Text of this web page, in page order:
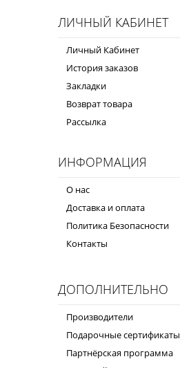
ЛИЧНЫЙ КАБИНЕТ
Личный Кабинет
История заказов
Закладки
Возврат товара
Рассылка
ИНФОРМАЦИЯ
О нас
Доставка и оплата
Политика Безопасности
Контакты
ДОПОЛНИТЕЛЬНО
Производители
Подарочные сертификаты
Партнёрская программа